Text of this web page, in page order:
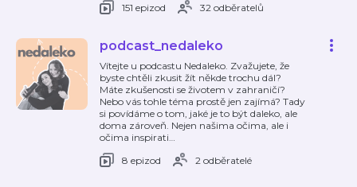
151 epizod
32 odběratelů
podcast_nedaleko
Vítejte u podcastu Nedaleko. Zvažujete, že
byste chtěli zkusit žít někde trochu dál?
Máte zkušenosti se životem v zahraničí?
Nebo vás tohle téma prostě jen zajímá? Tady
si povídáme o tom, jaké je to být daleko, ale
doma zároveň. Nejen našima očima, ale i
očima inspirati…
8 epizod
2 odběratelé